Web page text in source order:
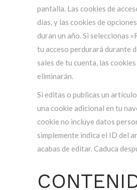
pantalla. Las cookies de
días, y las cookies de
duran un año. Si seleccionas
tu acceso perdurará durante
sales de tu cuenta, las
eliminarán.
Si editas o publicas un
una cookie adicional en tu
cookie no incluye datos
simplemente indica el ID del
acabas de editar. Caduca